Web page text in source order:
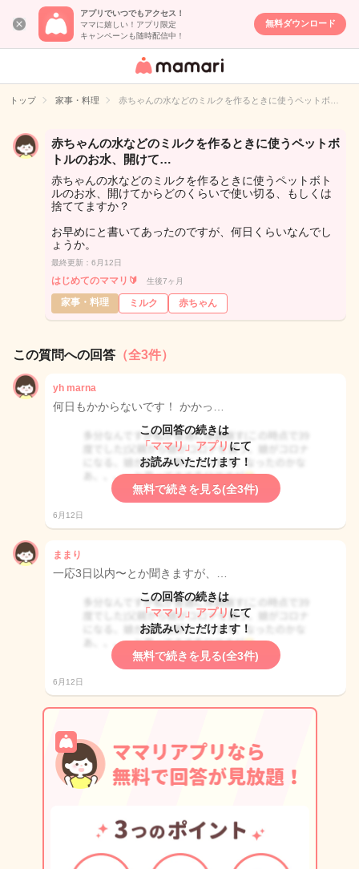
アプリでいつでもアクセス！
ママに嬉しい！アプリ限定
キャンペーンも随時配信中！
無料ダウンロード
女性専用匿名QA
イト
トップ 家事・料理 赤ちゃんの水などのミルクを作るときに使うペットボ…
赤ちゃんの水などのミルクを作るときに使うペットボ
トルのお水、開けて…
赤ちゃんの水などのミルクを作るときに使うペットボト
ルのお水、開けてからどのくらいで使い切る、もしくは
捨ててますか？
お早めにと書いてあったのですが、何日くらいなんでし
ょうか。
最終更新：6月12日
はじめてのママリ🔰 生後7ヶ月
家事・料理 ミルク 赤ちゃん
この質問への回答 （全3件）
yh marna
何日もかからないです！ かかっ…
この回答の続きは
「ママリ」アプリ にて
お読みいただけます！
無料で続きを見る(全3件)
6月12日
ままり
一応3日以内〜とか聞きますが、…
この回答の続きは
「ママリ」アプリ にて
お読みいただけます！
無料で続きを見る(全3件)
6月12日